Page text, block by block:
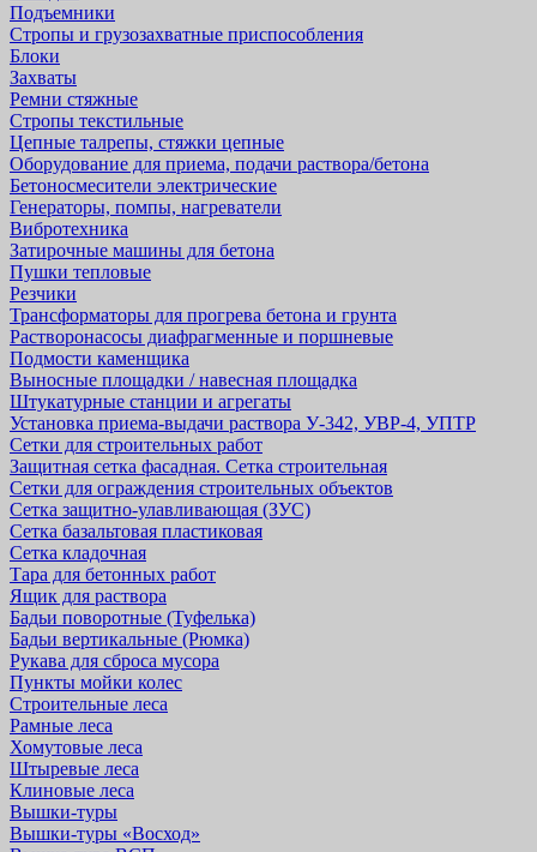
Подъемники
Стропы и грузозахватные приспособления
Блоки
Захваты
Ремни стяжные
Стропы текстильные
Цепные талрепы, стяжки цепные
Оборудование для приема, подачи раствора/бетона
Бетоносмесители электрические
Генераторы, помпы, нагреватели
Вибротехника
Затирочные машины для бетона
Пушки тепловые
Резчики
Трансформаторы для прогрева бетона и грунта
Растворонасосы диафрагменные и поршневые
Подмости каменщика
Выносные площадки / навесная площадка
Штукатурные станции и агрегаты
Установка приема-выдачи раствора У-342, УВР-4, УПТР
Сетки для строительных работ
Защитная cетка фасадная. Сетка строительная
Сетки для ограждения строительных объектов
Сетка защитно-улавливающая (ЗУС)
Сетка базальтовая пластиковая
Сетка кладочная
Тара для бетонных работ
Ящик для раствора
Бадьи поворотные (Туфелька)
Бадьи вертикальные (Рюмка)
Рукава для сброса мусора
Пункты мойки колес
Строительные леса
Рамные леса
Хомутовые леса
Штыревые леса
Клиновые леса
Вышки-туры
Вышки-туры «Восход»